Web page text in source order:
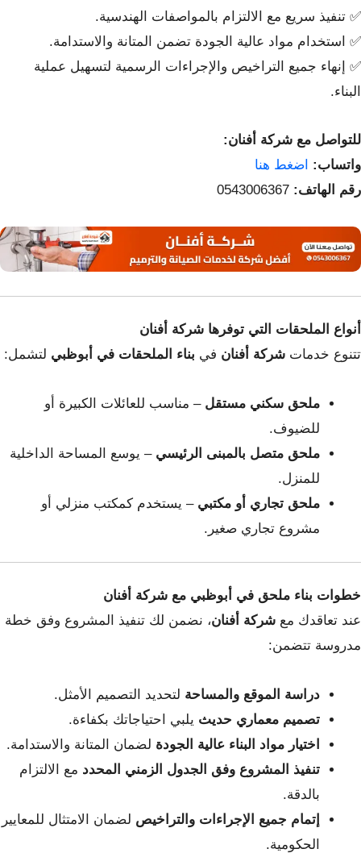
✅ تنفيذ سريع مع الالتزام بالمواصفات الهندسية.
✅ استخدام مواد عالية الجودة تضمن المتانة والاستدامة.
✅ إنهاء جميع التراخيص والإجراءات الرسمية لتسهيل عملية
البناء.
للتواصل مع شركة أفنان:
واتساب: اضغط هنا
رقم الهاتف:
أنواع الملحقات التي توفرها شركة أفنان
تتنوع خدمات شركة أفنان في بناء الملحقات في أبوظبي لتشمل:
ملحق سكني مستقل – مناسب للعائلات الكبيرة أو
للضيوف.
ملحق متصل بالمبنى الرئيسي – يوسع المساحة الداخلية
للمنزل.
ملحق تجاري أو مكتبي – يستخدم كمكتب منزلي أو
مشروع تجاري صغير.
خطوات بناء ملحق في أبوظبي مع شركة أفنان
عند تعاقدك مع شركة أفنان، نضمن لك تنفيذ المشروع وفق خطة
مدروسة تتضمن:
دراسة الموقع والمساحة لتحديد التصميم الأمثل.
تصميم معماري حديث يلبي احتياجاتك بكفاءة.
اختيار مواد البناء عالية الجودة لضمان المتانة والاستدامة.
تنفيذ المشروع وفق الجدول الزمني المحدد مع الالتزام
بالدقة.
إتمام جميع الإجراءات والتراخيص لضمان الامتثال للمعايير
الحكومية.